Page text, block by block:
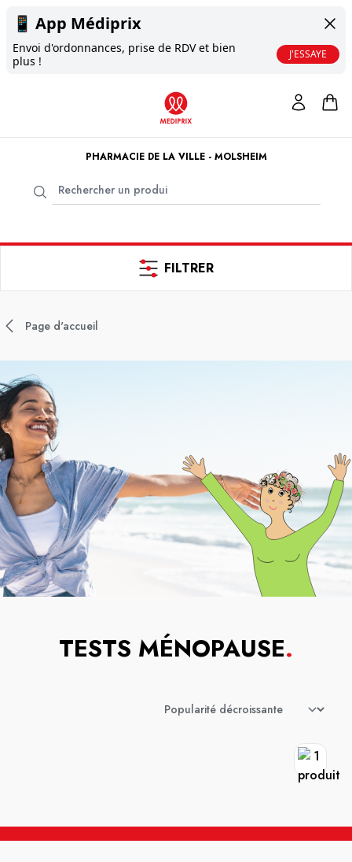
📱 App Médiprix
Envoi d'ordonnances, prise de RDV et bien
plus !
J'ESSAYE
PHARMACIE DE LA VILLE - MOLSHEIM
FILTRER
Page d'accueil
TESTS MÉNOPAUSE.